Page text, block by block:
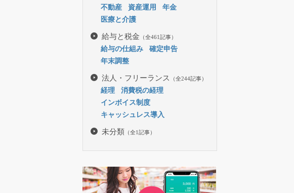
不動産 資産運用
年金
医療と介護
給与と税金 （全461記事）
給与の仕組み
確定申告
年末調整
法人・フリーランス （全244記事）
経理
消費税の経理
インボイス制度
キャッシュレス導入
未分類 （全1記事）